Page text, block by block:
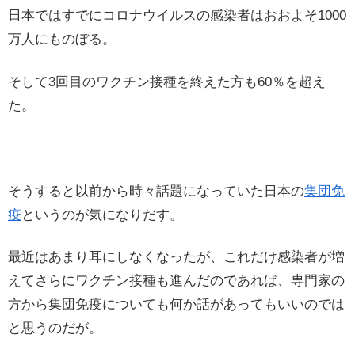
日本ではすでにコロナウイルスの感染者はおおよそ1000
万人にものぼる。
そして3回目のワクチン接種を終えた方も60％を超え
た。
そうすると以前から時々話題になっていた日本の集団免
疫 というのが気になりだす。
最近はあまり耳にしなくなったが、これだけ感染者が増
えてさらにワクチン接種も進んだのであれば、専門家の
方から集団免疫についても何か話があってもいいのでは
と思うのだが。